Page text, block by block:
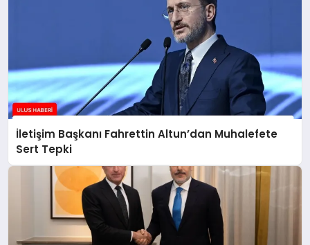
İletişim Başkanı Fahrettin Altun’dan Muhalefete
Sert Tepki